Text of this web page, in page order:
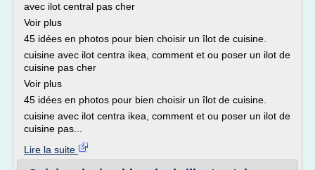
avec ilot central pas cher
Voir plus
45 idées en photos pour bien choisir un îlot de cuisine.
cuisine avec ilot centra ikea, comment et ou poser un ilot de
cuisine pas cher
Voir plus
45 idées en photos pour bien choisir un îlot de cuisine.
cuisine avec ilot centra ikea, comment et ou poser un ilot de
cuisine pas...
Lire la suite